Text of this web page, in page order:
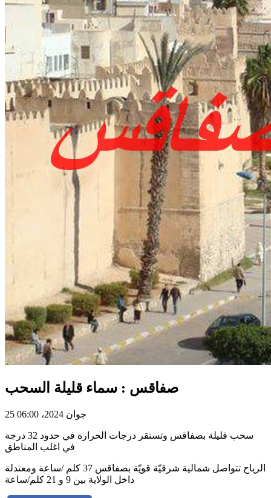
صفاقس : سماء قليلة السحب
25 جوان 2024، 06:00
سحب قليلة بصفاقس وتستقر درجات الحرارة في حدود 32 درجة
في اغلب المناطق
الرياح تتواصل شمالية شرقيّة قويّة بصفاقس 37 كلم /ساعة ومعتدلة
داخل الولاية بين 9 و 21 كلم/ساعة